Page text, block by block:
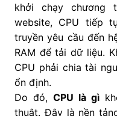
khởi chạy chương
website, CPU tiếp
truyền yêu cầu đến
RAM để tải dữ liệu.
CPU phải chia tài
ổn định.
Do đó, CPU là gì
thuật. Đây là nền